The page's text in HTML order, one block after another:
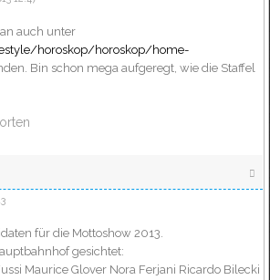
auch unter
horoskop/horoskop/home-
Bin schon mega aufgeregt, wie die Staffel
für die Mottoshow 2013.
gesichtet:
Maurice Glover Nora Ferjani Ricardo Bilecki